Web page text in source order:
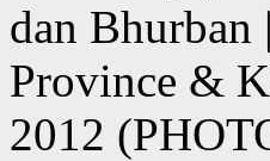
dan
Province &
2012